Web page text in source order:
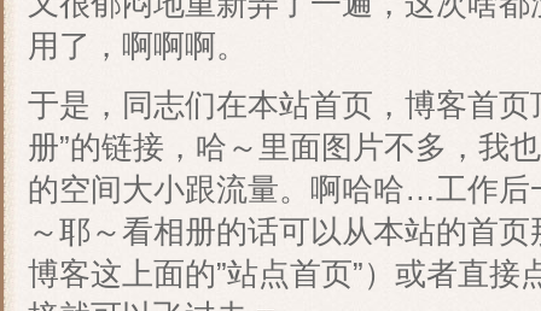
用了，啊啊啊。
于是，同志们在本站首页，博客首
册”的链接，哈～里面图片不多，我
的空间大小跟流量。啊哈哈…工作后
～耶～看相册的话可以从本站的首
博客这上面的”站点首页”）或者直接